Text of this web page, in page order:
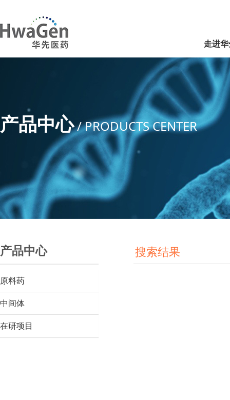
走进
产品中心/ PRODUCTS CENTER
产品中心
原料药
中间体
在研项目
搜索结果